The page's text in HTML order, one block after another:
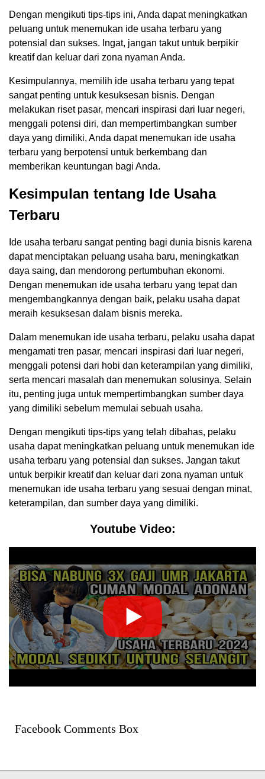
Dengan mengikuti tips-tips ini, Anda dapat meningkatkan
peluang untuk menemukan ide usaha terbaru yang
potensial dan sukses. Ingat, jangan takut untuk berpikir
kreatif dan keluar dari zona nyaman Anda.
Kesimpulannya, memilih ide usaha terbaru yang tepat
sangat penting untuk kesuksesan bisnis. Dengan
melakukan riset pasar, mencari inspirasi dari luar negeri,
menggali potensi diri, dan mempertimbangkan sumber
daya yang dimiliki, Anda dapat menemukan ide usaha
terbaru yang berpotensi untuk berkembang dan
memberikan keuntungan bagi Anda.
Kesimpulan tentang Ide Usaha
Terbaru
Ide usaha terbaru sangat penting bagi dunia bisnis karena
dapat menciptakan peluang usaha baru, meningkatkan
daya saing, dan mendorong pertumbuhan ekonomi.
Dengan menemukan ide usaha terbaru yang tepat dan
mengembangkannya dengan baik, pelaku usaha dapat
meraih kesuksesan dalam bisnis mereka.
Dalam menemukan ide usaha terbaru, pelaku usaha dapat
mengamati tren pasar, mencari inspirasi dari luar negeri,
menggali potensi dari hobi dan keterampilan yang dimiliki,
serta mencari masalah dan menemukan solusinya. Selain
itu, penting juga untuk mempertimbangkan sumber daya
yang dimiliki sebelum memulai sebuah usaha.
Dengan mengikuti tips-tips yang telah dibahas, pelaku
usaha dapat meningkatkan peluang untuk menemukan ide
usaha terbaru yang potensial dan sukses. Jangan takut
untuk berpikir kreatif dan keluar dari zona nyaman untuk
menemukan ide usaha terbaru yang sesuai dengan minat,
keterampilan, dan sumber daya yang dimiliki.
Youtube Video:
Facebook Comments Box